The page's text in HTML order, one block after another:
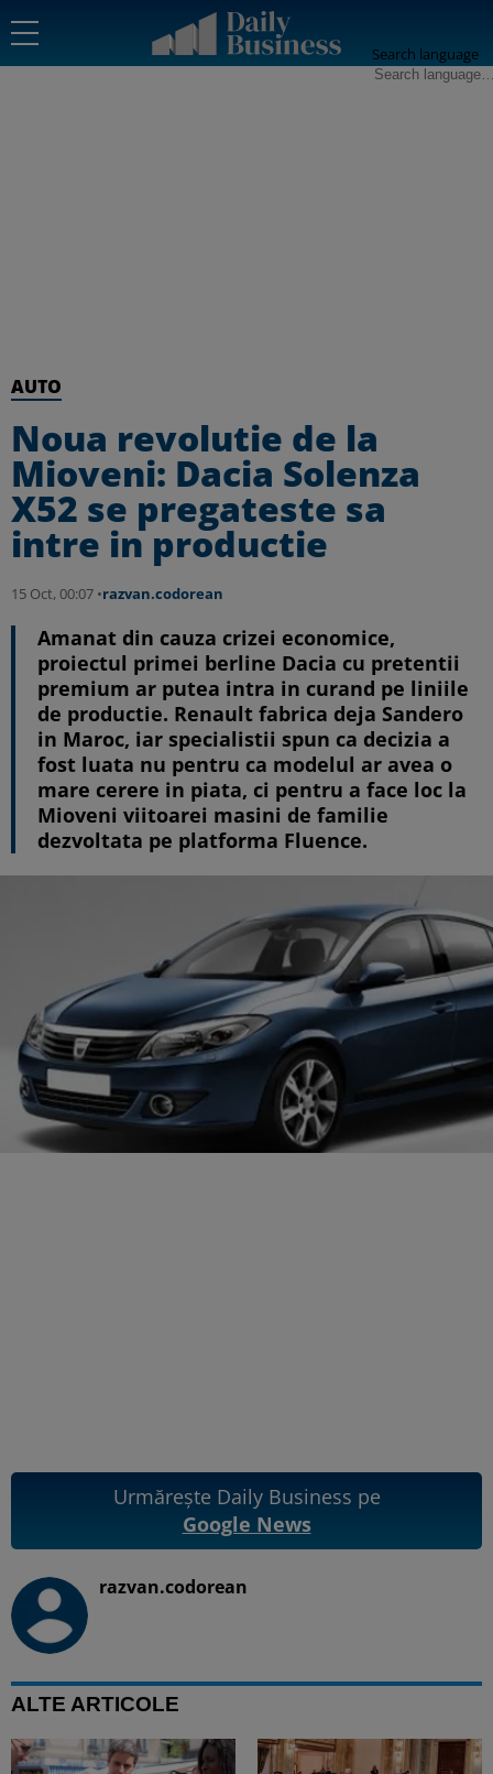
Search language
AUTO
Noua revolutie de la
Mioveni: Dacia Solenza
X52 se pregateste sa
intre in productie
15 Oct, 00:07 •razvan.codorean
Amanat din cauza crizei economice,
proiectul primei berline Dacia cu pretentii
premium ar putea intra in curand pe liniile
de productie. Renault fabrica deja Sandero
in Maroc, iar specialistii spun ca decizia a
fost luata nu pentru ca modelul ar avea o
mare cerere in piata, ci pentru a face loc la
Mioveni viitoarei masini de familie
dezvoltata pe platforma Fluence.
Urmărește Daily Business pe
Google News
razvan.codorean
ALTE ARTICOLE